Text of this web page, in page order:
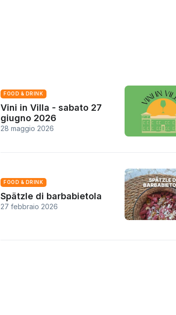
FOOD & DRINK
Vini in Villa - sabato 27
giugno 2026
28 maggio 2026
FOOD & DRINK
Spätzle di barbabietola
27 febbraio 2026